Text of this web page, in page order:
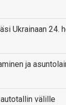
Ukrainaan 24.
ja
välille